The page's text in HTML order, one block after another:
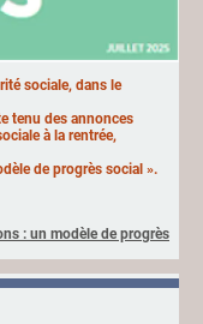
sociale, dans le
tenu des annonces
à la rentrée,
de progrès social ».
: un modèle de progrès